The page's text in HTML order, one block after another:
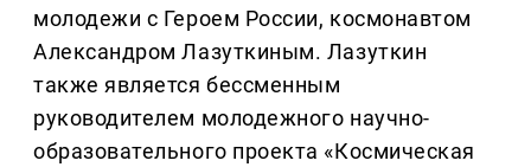
молодежи с Героем России, космонавтом
Александром Лазуткиным. Лазуткин
также является бессменным
руководителем молодежного научно-
образовательного проекта «Космическая